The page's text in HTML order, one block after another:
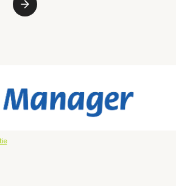
Volgende